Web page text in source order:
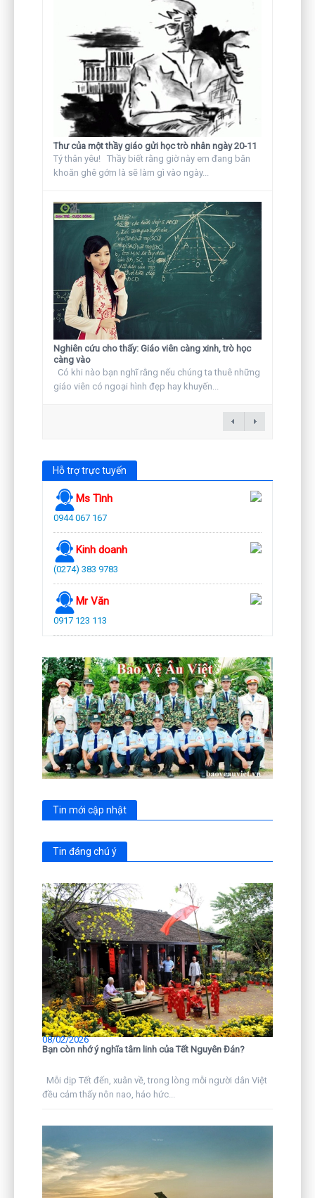
Thư của một thầy giáo gửi học trò nhân ngày 20-11
Tý thân yêu! Thầy biết rằng giờ này em đang băn
khoăn ghê gớm là sẽ làm gì vào ngày...
Nghiên cứu cho thấy: Giáo viên càng xinh, trò học
càng vào
Có khi nào bạn nghĩ rằng nếu chúng ta thuê những
giáo viên có ngoại hình đẹp hay khuyến...
Hỗ trợ trực tuyến
Ms Tình
0944 067 167
Kinh doanh
(0274) 383 9783
Mr Văn
0917 123 113
Tin mới cập nhật
Tin đáng chú ý
Bạn còn nhớ ý nghĩa tâm linh của Tết Nguyên Đán?
08/02/2026
Mỗi dịp Tết đến, xuân về, trong lòng mỗi người dân Việt
đều cảm thấy nôn nao, háo hức...